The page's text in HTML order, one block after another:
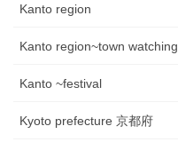
Kanto region
Kanto region~town watching
Kanto ~festival
Kyoto prefecture 京都府